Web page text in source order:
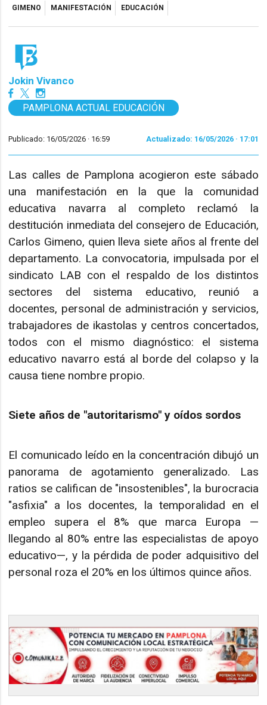
GIMENO MANIFESTACIÓN EDUCACIÓN
Jokin Vivanco
PAMPLONA ACTUAL EDUCACIÓN
Publicado: 16/05/2026 · 16:59 Actualizado: 16/05/2026 · 17:01
Las calles de Pamplona acogieron este sábado
una manifestación en la que la comunidad
educativa navarra al completo reclamó la
destitución inmediata del consejero de Educación,
Carlos Gimeno, quien lleva siete años al frente del
departamento. La convocatoria, impulsada por el
sindicato LAB con el respaldo de los distintos
sectores del sistema educativo, reunió a
docentes, personal de administración y servicios,
trabajadores de ikastolas y centros concertados,
todos con el mismo diagnóstico: el sistema
educativo navarro está al borde del colapso y la
causa tiene nombre propio.
Siete años de "autoritarismo" y oídos sordos
El comunicado leído en la concentración dibujó un
panorama de agotamiento generalizado. Las
ratios se califican de "insostenibles", la burocracia
"asfixia" a los docentes, la temporalidad en el
empleo supera el 8% que marca Europa —
llegando al 80% entre las especialistas de apoyo
educativo—, y la pérdida de poder adquisitivo del
personal roza el 20% en los últimos quince años.